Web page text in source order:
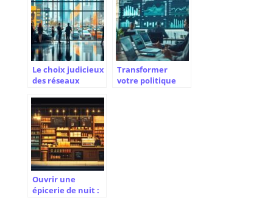
un prix de vente ?
chômage en 2024
Le choix judicieux
des réseaux
démarrer une
entreprise de
location auto en
2024
Transformer
votre politique
Ouvrir une
épicerie de nuit :